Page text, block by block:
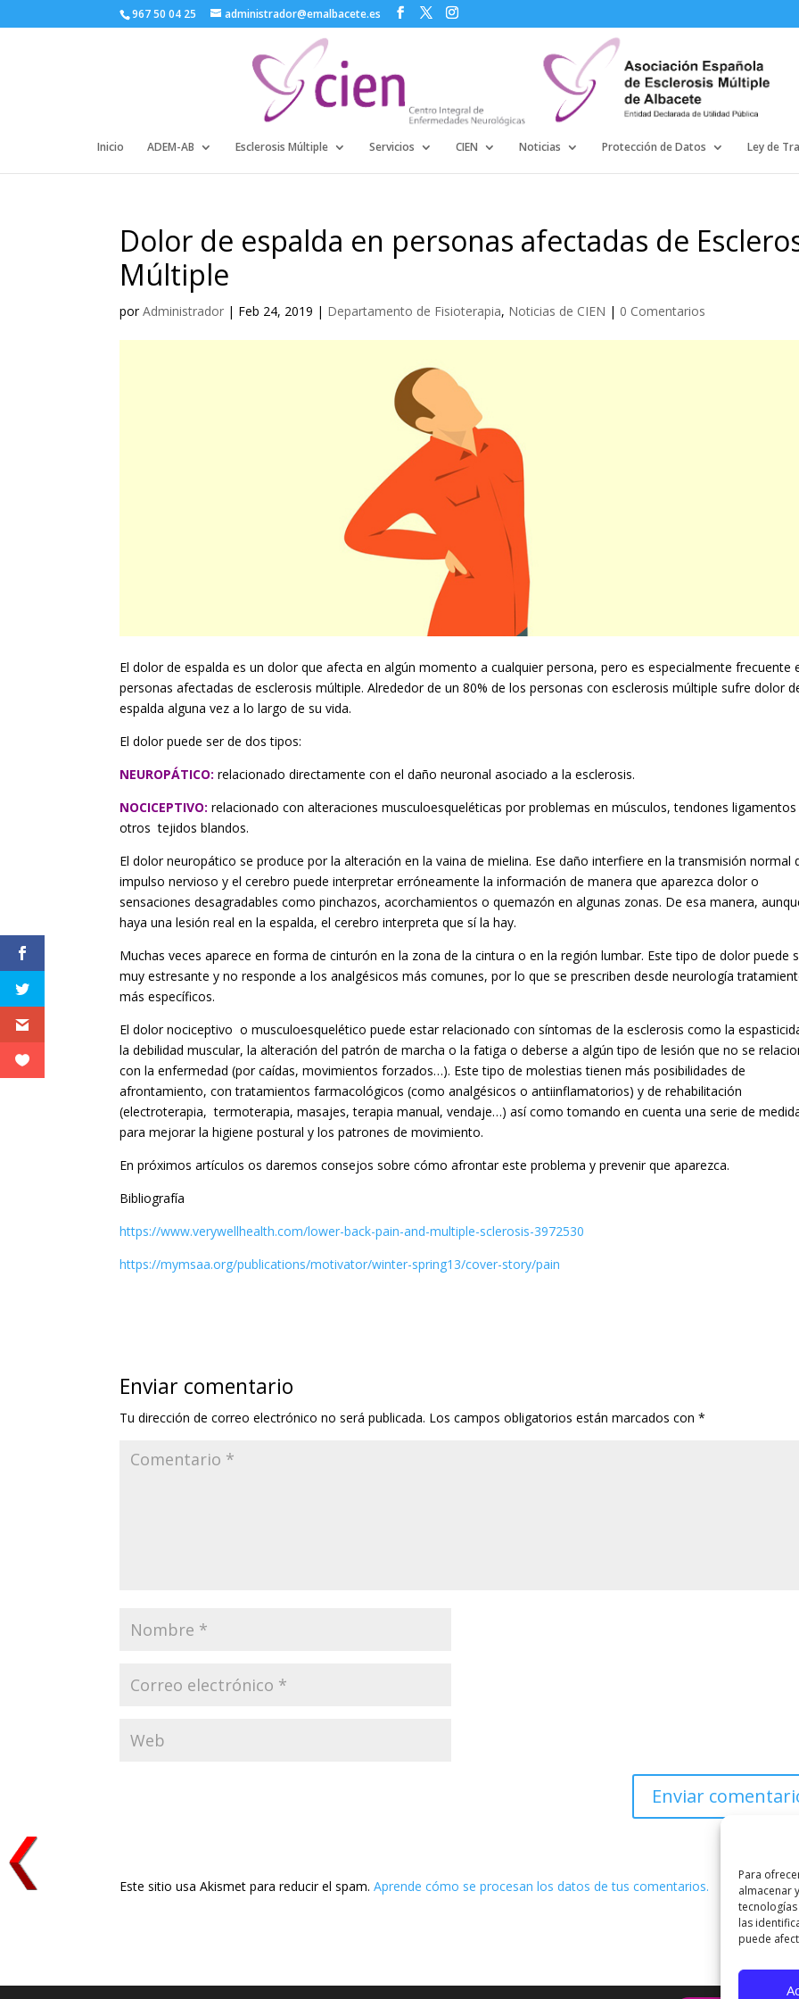
Para
almacenar
las
puede
967 50 04 25 administrador@emalbacete.es
Inicio ADEM-AB Esclerosis Múltiple Servicios CIEN Noticias Protección de Datos Ley de
Dolor de espalda en personas afectadas de
Múltiple
porAdministrador | Feb 24, 2019 | Departamento de Fisioterapia, Noticias de CIEN | 0 Comentarios
El dolor de espalda es un dolor que afecta en algún momento a cualquier persona, pero es especialmente frecuente
personas afectadas de esclerosis múltiple. Alrededor de un 80% de los personas con esclerosis múltiple sufre dolor
espalda alguna vez a lo largo de su vida.
El dolor puede ser de dos tipos:
NEUROPÁTICO: relacionado directamente con el daño neuronal asociado a la esclerosis.
NOCICEPTIVO: relacionado con alteraciones musculoesqueléticas por problemas en músculos, tendones
otros tejidos blandos.
El dolor neuropático se produce por la alteración en la vaina de mielina. Ese daño interfiere en la transmisión normal
impulso nervioso y el cerebro puede interpretar erróneamente la información de manera que aparezca dolor o
sensaciones desagradables como pinchazos, acorchamientos o quemazón en algunas zonas. De esa manera,
haya una lesión real en la espalda, el cerebro interpreta que sí la hay.
Muchas veces aparece en forma de cinturón en la zona de la cintura o en la región lumbar. Este tipo de dolor puede
muy estresante y no responde a los analgésicos más comunes, por lo que se prescriben desde neurología
más específicos.
El dolor nociceptivo o musculoesquelético puede estar relacionado con síntomas de la esclerosis como la
la debilidad muscular, la alteración del patrón de marcha o la fatiga o deberse a algún tipo de lesión que no se
con la enfermedad (por caídas, movimientos forzados…). Este tipo de molestias tienen más posibilidades de
afrontamiento, con tratamientos farmacológicos (como analgésicos o antiinflamatorios) y de rehabilitación
(electroterapia, termoterapia, masajes, terapia manual, vendaje…) así como tomando en cuenta una serie de
para mejorar la higiene postural y los patrones de movimiento.
En próximos artículos os daremos consejos sobre cómo afrontar este problema y prevenir que aparezca.
Bibliografía
https://www.verywellhealth.com/lower-back-pain-and-multiple-sclerosis-3972530
https://mymsaa.org/publications/motivator/winter-spring13/cover-story/pain
Enviar comentario
Tu dirección de correo electrónico no será publicada. Los campos obligatorios están marcados con*
Este sitio usa Akismet para reducir el spam.Aprende cómo se procesan los datos de tus comentarios.